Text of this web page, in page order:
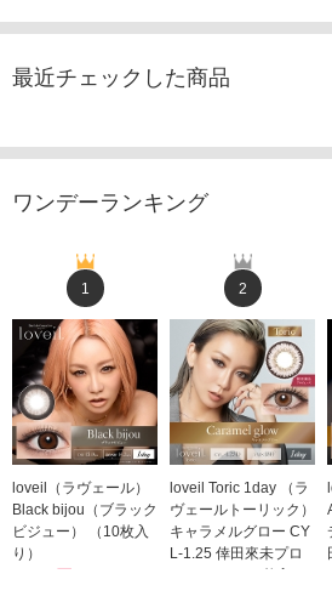
最近チェックした商品
ワンデーランキング
1
loveil（ラヴェール）
Black bijou（ブラック
ビジュー） （10枚入
り）
2
loveil Toric 1day （ラ
ヴェールトーリック）
キャラメルグロー CY
L-1.25 倖田來未プロ